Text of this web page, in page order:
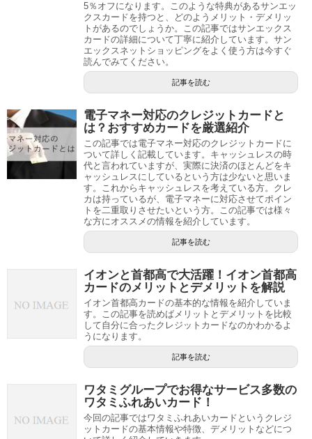
5％オフになります。このような特典があるサンエッ
クスカードを持つと、どのようメリット・デメリッ
トがあるのでしょうか。この記事ではサンエックス
カードの詳細について丁寧に紹介しています。サン
エックスネットショッピングをよく使う方は今すぐ
読んでみてください。
記事を読む
電子マネー対応のクレジットカードと
は？おすすめカードを厳選紹介
この記事では電子マネー対応のクレジットカードに
ついて詳しく記載しています。キャッシュレスの時
代と言われていますが、実際に決済のほとんどをキ
ャッシュレスにしているという方は少ないと思いま
す。これからキャッシュレスを考えている方。クレ
カは持っているが、電子マネーに対応させてポイン
トを二重取りさせたいという方。この記事では様々
な方にオススメの情報を紹介しています。
記事を読む
イオンと首都高で大活躍！イオン首都高
カードのメリットとデメリットを解説
イオン首都高カードの基本的な情報を紹介していま
す。この記事を読めばメリットとデメリットを比較
して自分に合ったクレジットカードなのかわかるよ
うになります。
記事を読む
ワタミグループでお得なサービス多数の
ワタミふれあいカード！
今回の記事ではワタミふれあいカードというクレジ
ットカードの基本情報や特徴、デメリットなどにつ